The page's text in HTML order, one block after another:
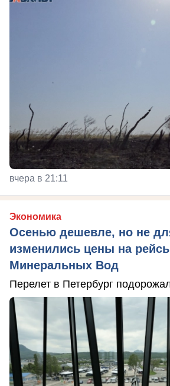
вчера в 21:11
Экономика
Осенью дешевле, но не
изменились цены на
Минеральных Вод
Перелет в Петербург